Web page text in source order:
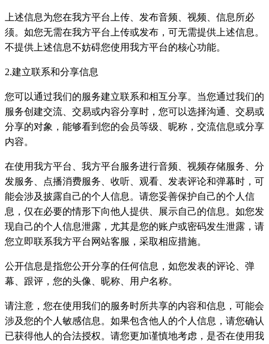
上述信息为您在我方平台上传、发布音频、视频、信息所必
须。如您无需在我方平台上传或发布，可无需提供上述信息。
不提供上述信息不妨碍您使用我方平台的核心功能。
2.建立联系和分享信息
您可以通过我们的服务建立联系和相互分享。当您通过我们的
服务创建交流、交易或内容分享时，您可以选择沟通、交易或
分享的对象，能够看到您的会员等级、昵称，交流信息或分享
内容。
在使用我方平台、我方平台服务进行音频、视频存储服务、分
发服务、点播消费服务、收听、观看、发表评论和弹幕时，可
能会涉及披露自己的个人信息。请您妥善保护自己的个人信
息，仅在必要的情形下向他人提供、展示自己的信息。如您发
现自己的个人信息泄露，尤其是您的账户或密码发生泄露，请
您立即联系我方平台网站客服，采取相应措施。
公开信息是指您公开分享的任何信息，如您发表的评论、弹
幕、跟评，您的头像、昵称、用户名称。
请注意，您在使用我们的服务时所共享的内容和信息，可能会
涉及您的个人敏感信息。如果包含他人的个人信息，请您确认
已获得他人的合法授权。请您更加谨慎地考虑，是否在使用我